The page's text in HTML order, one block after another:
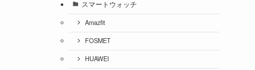
スマートウォッチ
Amazfit
FOSMET
HUAWEI